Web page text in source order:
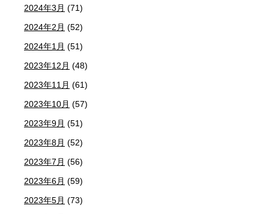
2024年3月 (71)
2024年2月 (52)
2024年1月 (51)
2023年12月 (48)
2023年11月 (61)
2023年10月 (57)
2023年9月 (51)
2023年8月 (52)
2023年7月 (56)
2023年6月 (59)
2023年5月 (73)